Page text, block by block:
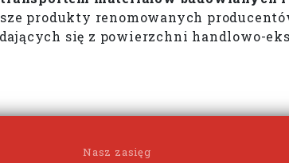
produkty renomowanych
się z powierzchni handlowo-
Nasz zasięg